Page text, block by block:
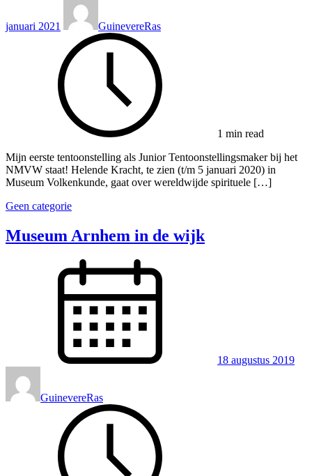
januari 2021 GuinevereRas
1 min read
Mijn eerste tentoonstelling als Junior Tentoonstellingsmaker bij het
NMVW staat! Helende Kracht, te zien (t/m 5 januari 2020) in
Museum Volkenkunde, gaat over wereldwijde spirituele […]
Geen categorie
Museum Arnhem in de wijk
18 augustus 2019
GuinevereRas